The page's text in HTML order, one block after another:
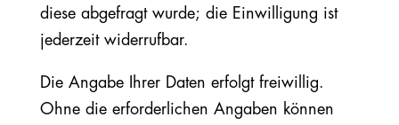
diese abgefragt wurde; die Einwilligung ist
jederzeit widerrufbar.
Die Angabe Ihrer Daten erfolgt freiwillig.
Ohne die erforderlichen Angaben können